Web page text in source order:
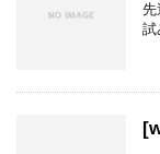
先
試